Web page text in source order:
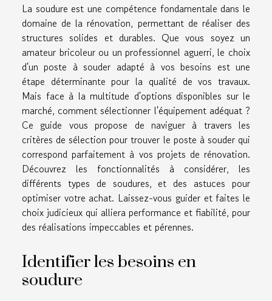
La soudure est une compétence fondamentale dans le
domaine de la rénovation, permettant de réaliser des
structures solides et durables. Que vous soyez un
amateur bricoleur ou un professionnel aguerri, le choix
d'un poste à souder adapté à vos besoins est une
étape déterminante pour la qualité de vos travaux.
Mais face à la multitude d'options disponibles sur le
marché, comment sélectionner l'équipement adéquat ?
Ce guide vous propose de naviguer à travers les
critères de sélection pour trouver le poste à souder qui
correspond parfaitement à vos projets de rénovation.
Découvrez les fonctionnalités à considérer, les
différents types de soudures, et des astuces pour
optimiser votre achat. Laissez-vous guider et faites le
choix judicieux qui alliera performance et fiabilité, pour
des réalisations impeccables et pérennes.
Identifier les besoins en
soudure